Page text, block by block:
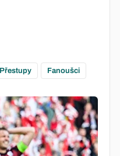
Přestupy Fanoušci